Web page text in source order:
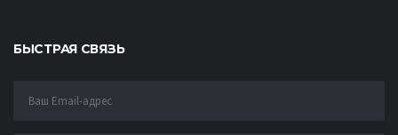
БЫСТРАЯ СВЯЗЬ